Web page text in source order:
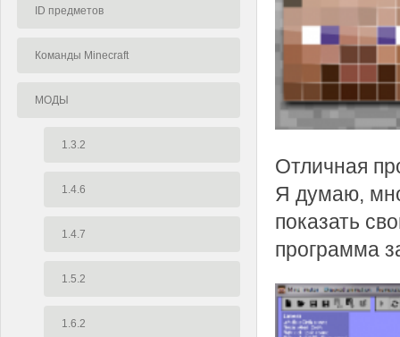
ID предметов
Команды Minecraft
МОДЫ
1.3.2
1.4.6
1.4.7
1.5.2
1.6.2
Отличная
Я думаю,
показать
программа